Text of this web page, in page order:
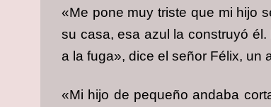
«Me pone muy triste que mi hijo
su casa, esa azul la construyó
a la fuga», dice el señor Félix, un
«Mi hijo de pequeño andaba